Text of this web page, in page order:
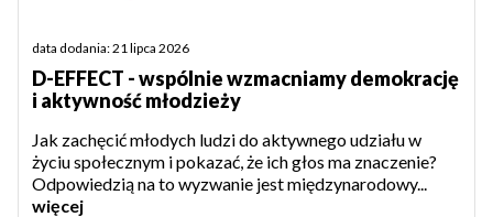
data dodania: 21 lipca 2026
D-EFFECT - wspólnie wzmacniamy demokrację
i aktywność młodzieży
Jak zachęcić młodych ludzi do aktywnego udziału w
życiu społecznym i pokazać, że ich głos ma znaczenie?
Odpowiedzią na to wyzwanie jest międzynarodowy...
więcej